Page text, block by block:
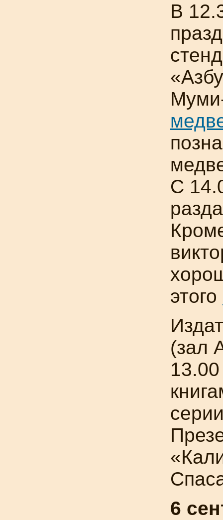
В
С
этого
(зал
6